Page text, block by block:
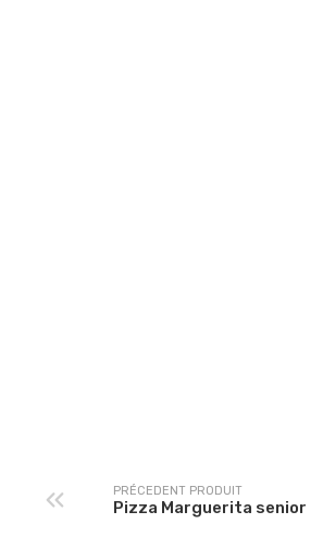
PRÉCEDENT PRODUIT
Pizza Marguerita senior